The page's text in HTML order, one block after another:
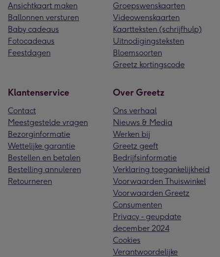
Ansichtkaart maken
Ballonnen versturen
Baby cadeaus
Fotocadeaus
Feestdagen
Groepswenskaarten
Videowenskaarten
Kaartteksten (schrijfhulp)
Uitnodigingsteksten
Bloemsoorten
Greetz kortingscode
Klantenservice
Contact
Meestgestelde vragen
Bezorginformatie
Wettelijke garantie
Bestellen en betalen
Bestelling annuleren
Retourneren
Over Greetz
Ons verhaal
Nieuws & Media
Werken bij
Greetz geeft
Bedrijfsinformatie
Verklaring toegankelijkheid
Voorwaarden Thuiswinkel
Voorwaarden Greetz
Consumenten
Privacy - geupdate
december 2024
Cookies
Verantwoordelijke